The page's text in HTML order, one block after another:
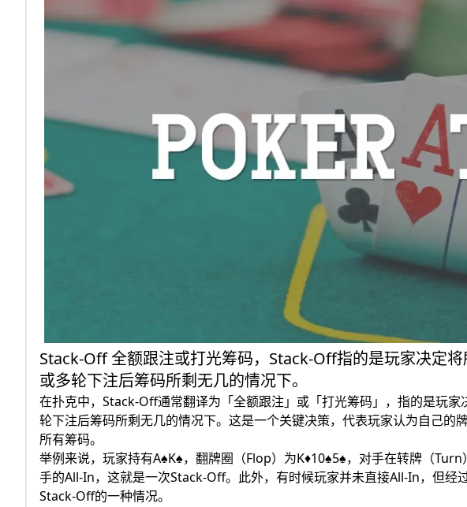
Stack-Off 全额跟注或打光筹码，Stack-Off指的是玩家决定
或多轮下注后筹码所剩无几的情况下。
在扑克中，Stack-Off通常翻译为「全额跟注」或「打光筹码」，指的是玩
轮下注后筹码所剩无几的情况下。这是一个关键决策，代表玩家认为自己的
所有筹码。
举例来说，玩家持有A♠K♠，翻牌圈（Flop）为K♦10♠5♠，对手在转牌（
手的All-In，这就是一次Stack-Off。此外，有时候玩家并未直接All-In，但经
Stack-Off的一种情况。